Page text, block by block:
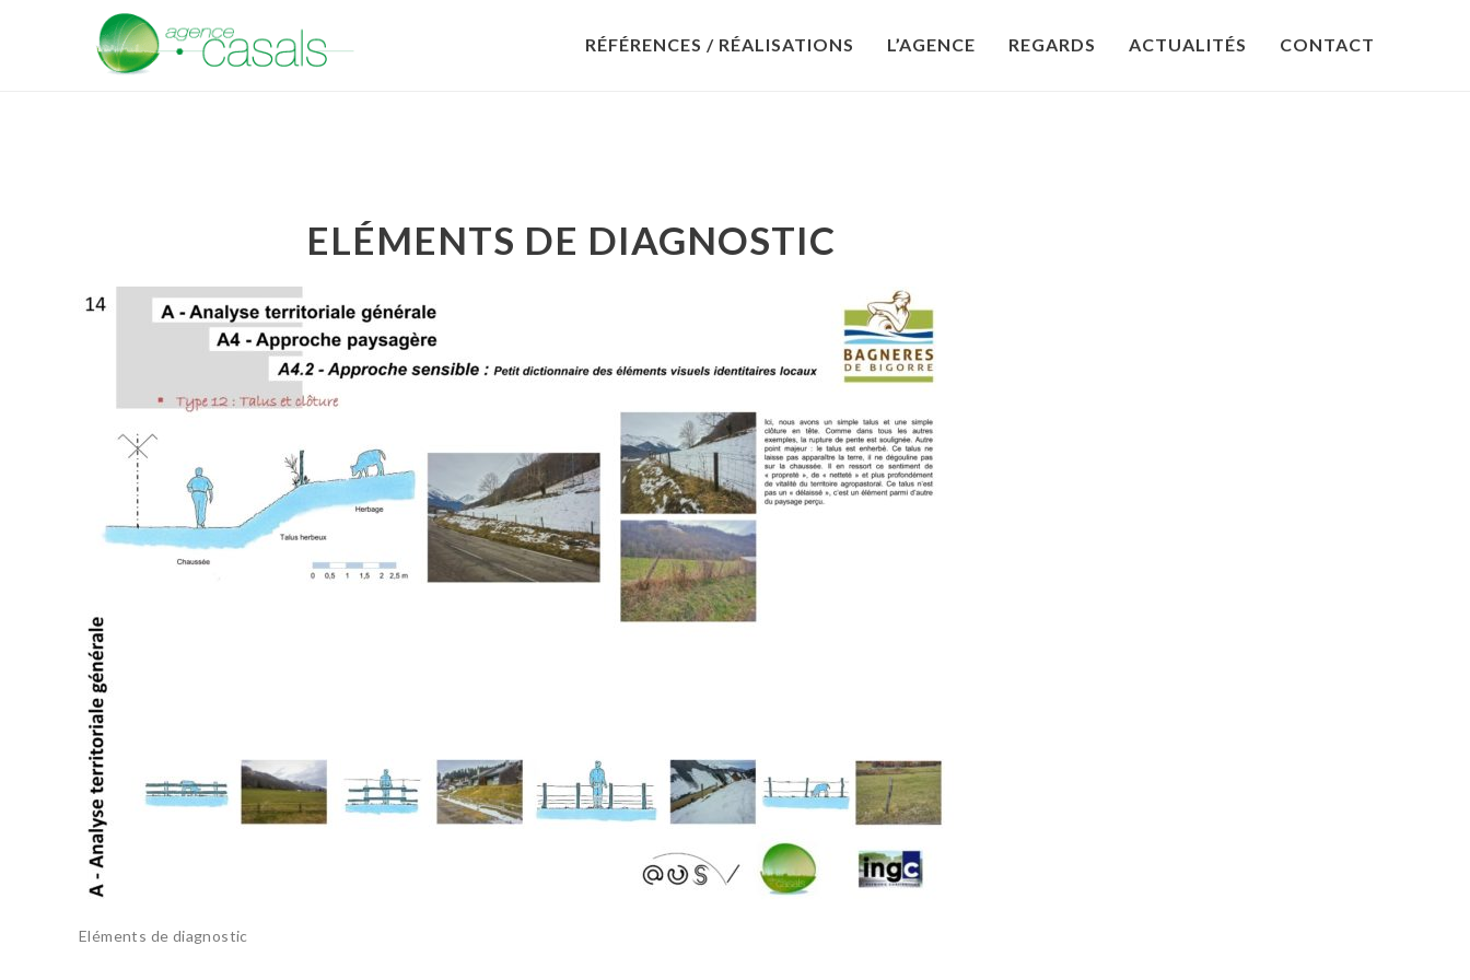
RÉFÉRENCES / RÉALISATIONS L’AGENCE REGARDS ACTUALITÉS CONTACT
ELÉMENTS DE DIAGNOSTIC
Eléments de diagnostic